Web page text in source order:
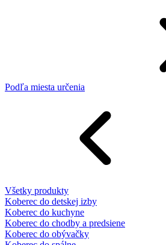
Podľa miesta určenia
Všetky produkty
Koberec do detskej izby
Koberec do kuchyne
Koberec do chodby a predsiene
Koberec do obývačky